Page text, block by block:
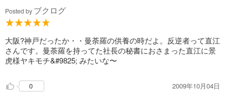
炎の蜃気楼16 火輪の王国（中編）
試し読み
あらすじを表示する
Posted by ブクログ
大阪?神戸だったか・・曼荼羅の供養の時だよ。反逆者って直江
さんです。曼荼羅を持ってた社長の秘書におさまった直江に景
虎様ヤキモチ&#9825; みたいな〜
0 2009年10月04日